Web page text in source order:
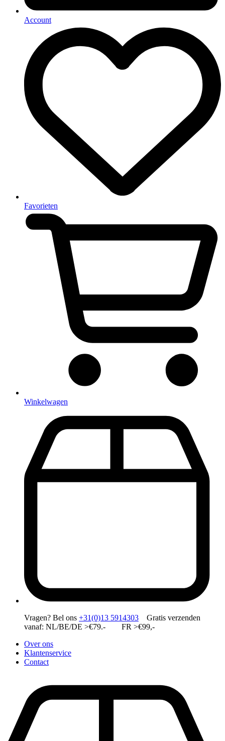
Account
Favorieten
Winkelwagen
Vragen? Bel ons +31(0)13 5914303 Gratis verzenden
vanaf: NL/BE/DE >€79.- FR >€99,-
Over ons
Klantenservice
Contact